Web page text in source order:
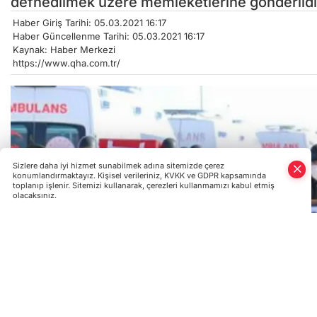
Haber Giriş Tarihi: 05.03.2021 16:17
Haber Güncellenme Tarihi: 05.03.2021 16:17
Kaynak: Haber Merkezi
https://www.qha.com.tr/
Sizlere daha iyi hizmet sunabilmek adına sitemizde çerez
konumlandırmaktayız. Kişisel verileriniz, KVKK ve GDPR kapsamında
toplanıp işlenir. Sitemizi kullanarak, çerezleri kullanmamızı kabul etmiş
olacaksınız.